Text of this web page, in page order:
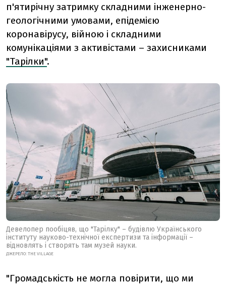
п'ятирічну затримку складними інженерно-
геологічними умовами, епідемією
коронавірусу, війною і складними
комунікаціями з активістами – захисниками
"Тарілки".
Девелопер пообіцяв, що "Тарілку" – будівлю Українського
інституту науково-технічної експертизи та інформації –
відновлять і створять там музей науки.
ДЖЕРЕЛО: THE VILLAGE
"Громадськість не могла повірити, що ми